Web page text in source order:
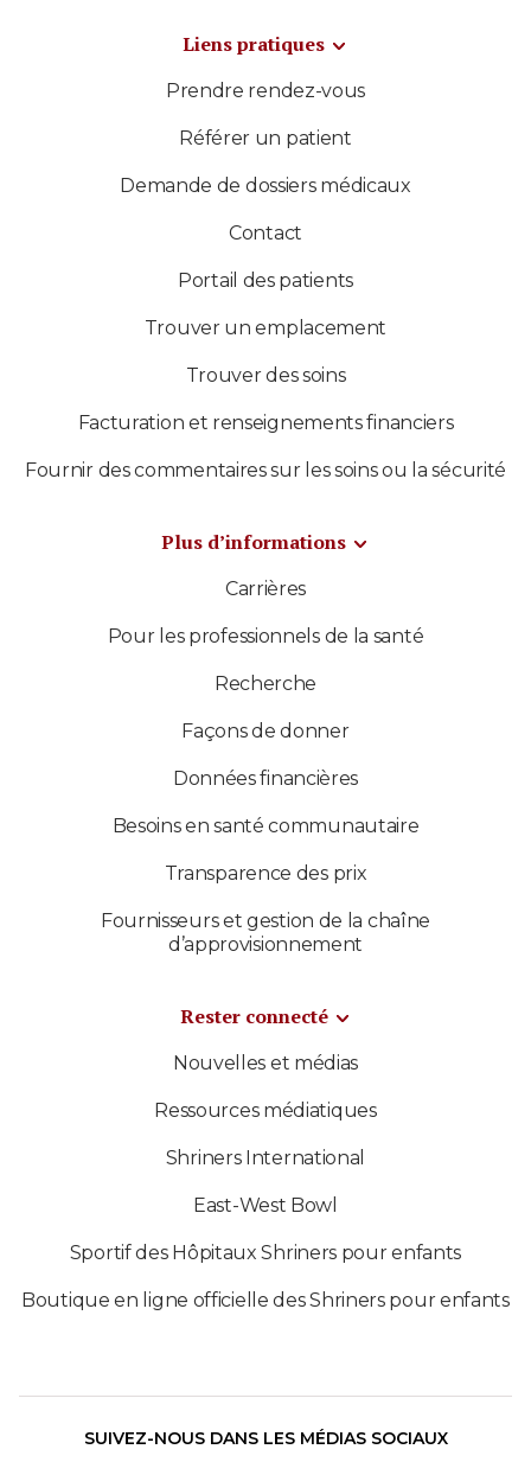
Liens pratiques
Prendre rendez-vous
Référer un patient
Demande de dossiers médicaux
Contact
Portail des patients
Trouver un emplacement
Trouver des soins
Facturation et renseignements financiers
Fournir des commentaires sur les soins ou la sécurité
Plus d’informations
Carrières
Pour les professionnels de la santé
Recherche
Façons de donner
Données financières
Besoins en santé communautaire
Transparence des prix
Fournisseurs et gestion de la chaîne
d’approvisionnement
Rester connecté
Nouvelles et médias
Ressources médiatiques
Shriners International
East-West Bowl
Sportif des Hôpitaux Shriners pour enfants
Boutique en ligne officielle des Shriners pour enfants
SUIVEZ-NOUS DANS LES MÉDIAS SOCIAUX